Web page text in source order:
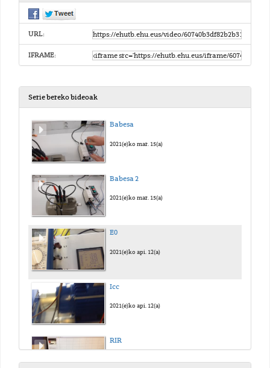
URL:
IFRAME:
Serie bereko bideoak
Babesa
2021(e)ko mar. 15(a)
Babesa 2
2021(e)ko mar. 15(a)
E0
2021(e)ko api. 12(a)
Icc
2021(e)ko api. 12(a)
RIR